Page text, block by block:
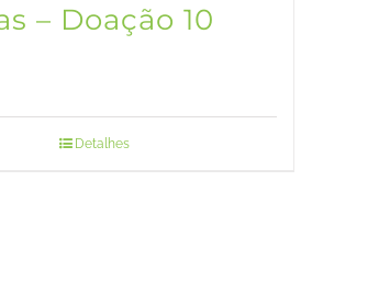
– Doação 10
Detalhes